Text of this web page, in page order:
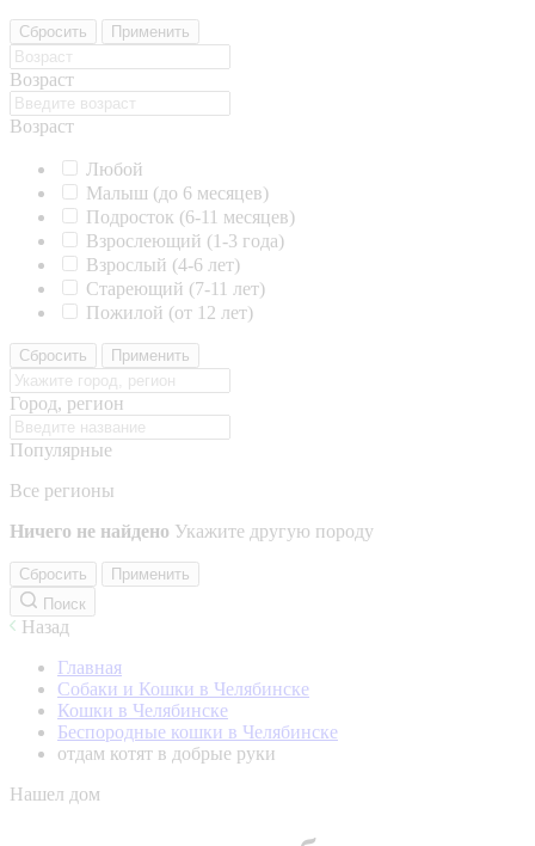
Сбросить Применить
Возраст
Возраст
Любой
Малыш (до 6 месяцев)
Подросток (6-11 месяцев)
Взрослеющий (1-3 года)
Взрослый (4-6 лет)
Стареющий (7-11 лет)
Пожилой (от 12 лет)
Сбросить Применить
Город, регион
Популярные
Все регионы
Ничего не найдено Укажите другую породу
Сбросить
Применить
Поиск
Назад
Главная
Собаки и Кошки в Челябинске
Кошки в Челябинске
Беспородные кошки в Челябинске
отдам котят в добрые руки
Нашел дом